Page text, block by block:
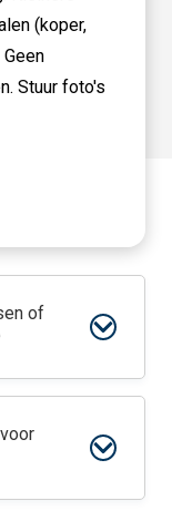
(koper,
Stuur foto's
of